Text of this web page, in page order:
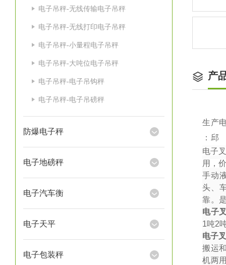
电子吊秤-无线传输电子吊秤
电子吊秤-无线打印电子吊秤
电子吊秤-小量程电子吊秤
电子吊秤-大吨位电子吊秤
电子吊秤-电子吊钩秤
电子吊秤-电子吊磅秤
防爆电子秤
电子地磅秤
电子汽车衡
电子天平
电子包装秤
产
生产
：邱
电子
用，
手动
头、
靠。
电子
1吨2
电子
搬运
机两